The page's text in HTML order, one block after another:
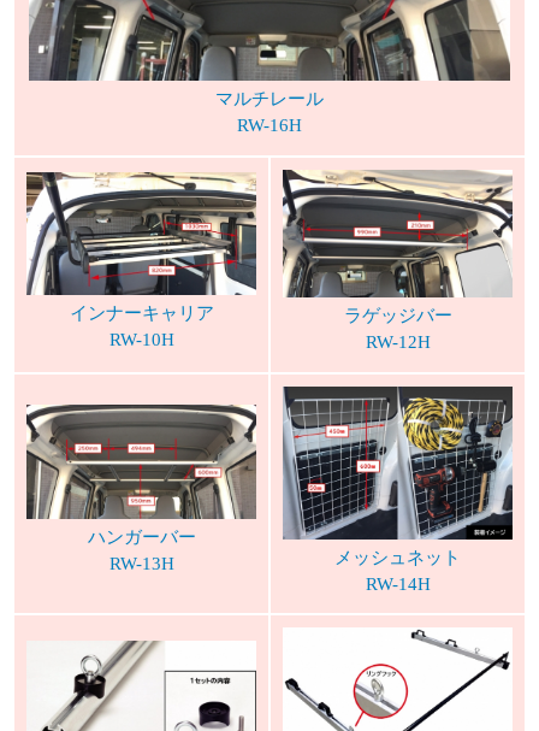
マルチレール
RW-16H
インナーキャリア
RW-10H
ラゲッジバー
RW-12H
ハンガーバー
RW-13H
メッシュネット
RW-14H